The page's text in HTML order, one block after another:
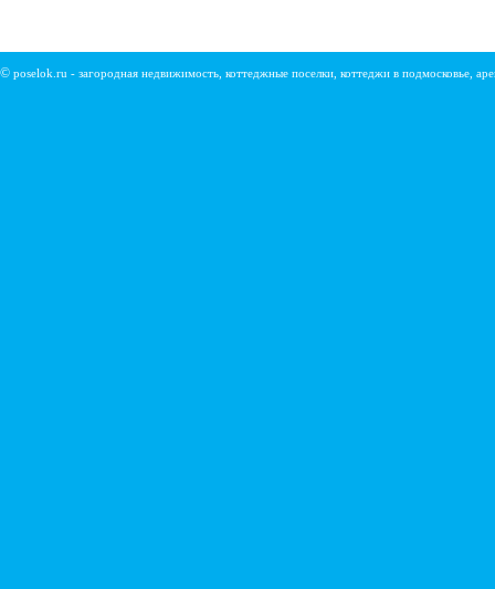
© poselok.ru - загородная недвижимость, коттеджные поселки, коттеджи в подмосковье,